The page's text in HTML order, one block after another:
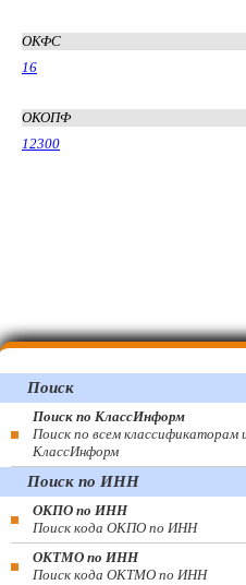
ОКФС
16
ОКОПФ
12300
Поиск
Поиск по КлассИнформ
Поиск по всем классификаторам
КлассИнформ
Поиск по ИНН
ОКПО по ИНН
Поиск кода ОКПО по ИНН
ОКТМО по ИНН
Поиск кода ОКТМО по ИНН